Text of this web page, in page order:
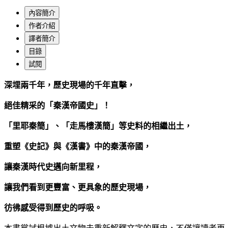
內容簡介
作者介紹
譯者簡介
目錄
試閱
深埋兩千年，歷史現場的千年直擊，
絕佳精采的「秦漢帝國史」！
「里耶秦簡」、「走馬樓漢簡」等史料的相繼出土，
重塑《史記》與《漢書》中的秦漢帝國，
讓秦漢時代史邁向新里程，
讓我們看到更豐富、更具象的歷史現場，
彷彿感受得到歷史的呼吸。